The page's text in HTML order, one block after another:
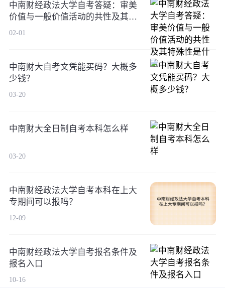
中南财经政法大学自考答疑：审美
价值与一般价值活动的共性及其特
殊性是什么
02-01
中南财大自考文凭能买码？大概多
少钱？
03-20
中南财大全日制自考本科怎么样
03-20
中南财经政法大学自考本科在上大
专期间可以报吗？
12-09
中南财经政法大学自考报名条件及
报名入口
10-16